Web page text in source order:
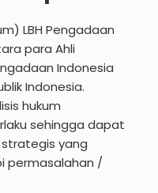
LBH Pengadaan
para Ahli
Indonesia
Indonesia.
hukum
sehingga dapat
yang
permasalahan /